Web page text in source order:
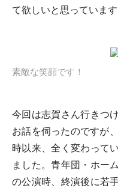
て欲しいと思っています
素敵な笑顔です！
今回は志賀さん行きつ
お話を伺ったのですが
時以来、全く変わって
ました。青年団・ホー
の公演時、終演後に若